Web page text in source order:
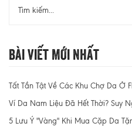
Bài Viết Mới Nhất
Tất Tần Tật Về Các Khu Chợ Da Ở
Ví Da Nam Liệu Đã Hết Thời? Suy
5 Lưu Ý "Vàng" Khi Mua Cặp Da